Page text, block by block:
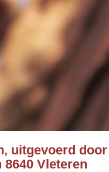
uitgevoerd door
Vleteren